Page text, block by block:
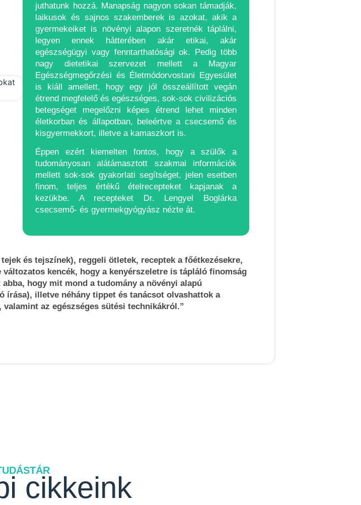
juthatunk hozzá. Manapság nagyon sokan támadják,
laikusok és sajnos szakemberek is azokat, akik a
gyermekeiket is növényi alapon szeretnék táplálni,
legyen ennek hátterében akár etikai, akár
egészségügyi vagy fenntarthatósági ok. Pedig több
nagy dietetikai szervezet mellett a Magyar
Egészségmegőrzési és Életmódorvostani Egyesület
is kiáll amellett, hogy egy jól összeállított vegán
étrend megfelelő és egészséges, sok-sok civilizációs
betegséget megelőzni képes étrend lehet minden
életkorban és állapotban, beleértve a csecsemő és
kisgyermekkort, illetve a kamaszkort is.
Éppen ezért kiemelten fontos, hogy a szülők a
tudományosan alátámasztott szakmai információk
mellett sok-sok gyakorlati segítséget, jelen esetben
finom, teljes értékű ételrecepteket kapjanak a
kezükbe. A recepteket Dr. Lengyel Boglárka
csecsemő- és gyermekgyógyász nézte át.
és tejszínek), reggeli ötletek, receptek a főétkezésekre,
kencék, hogy a kenyérszeletre is tápláló finomság
hogy mit mond a tudomány a növényi alapú
írása), illetve néhány tippet és tanácsot olvashattok a
az egészséges sütési technikákról.”
cikkeink